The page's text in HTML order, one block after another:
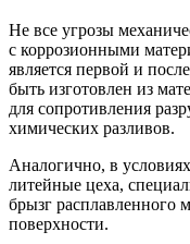
Не все угрозы
с коррозионными
является первой и
быть изготовлен из
для сопротивления
химических разливов.
Аналогично, в
литейные цеха,
брызг расплавленного
поверхности.